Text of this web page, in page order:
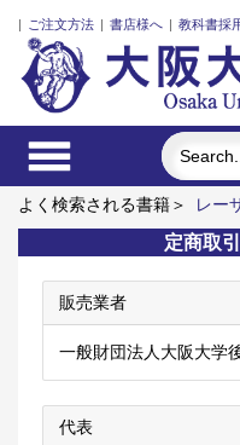
| ご注文方法 | 書店様へ | 教科書採
よく検索される書籍＞
レー
大正・昭和の細菌学者たち
企業家の諸系譜
ポンプの
定商取
販売業者
一般財団法人大阪大学
代表